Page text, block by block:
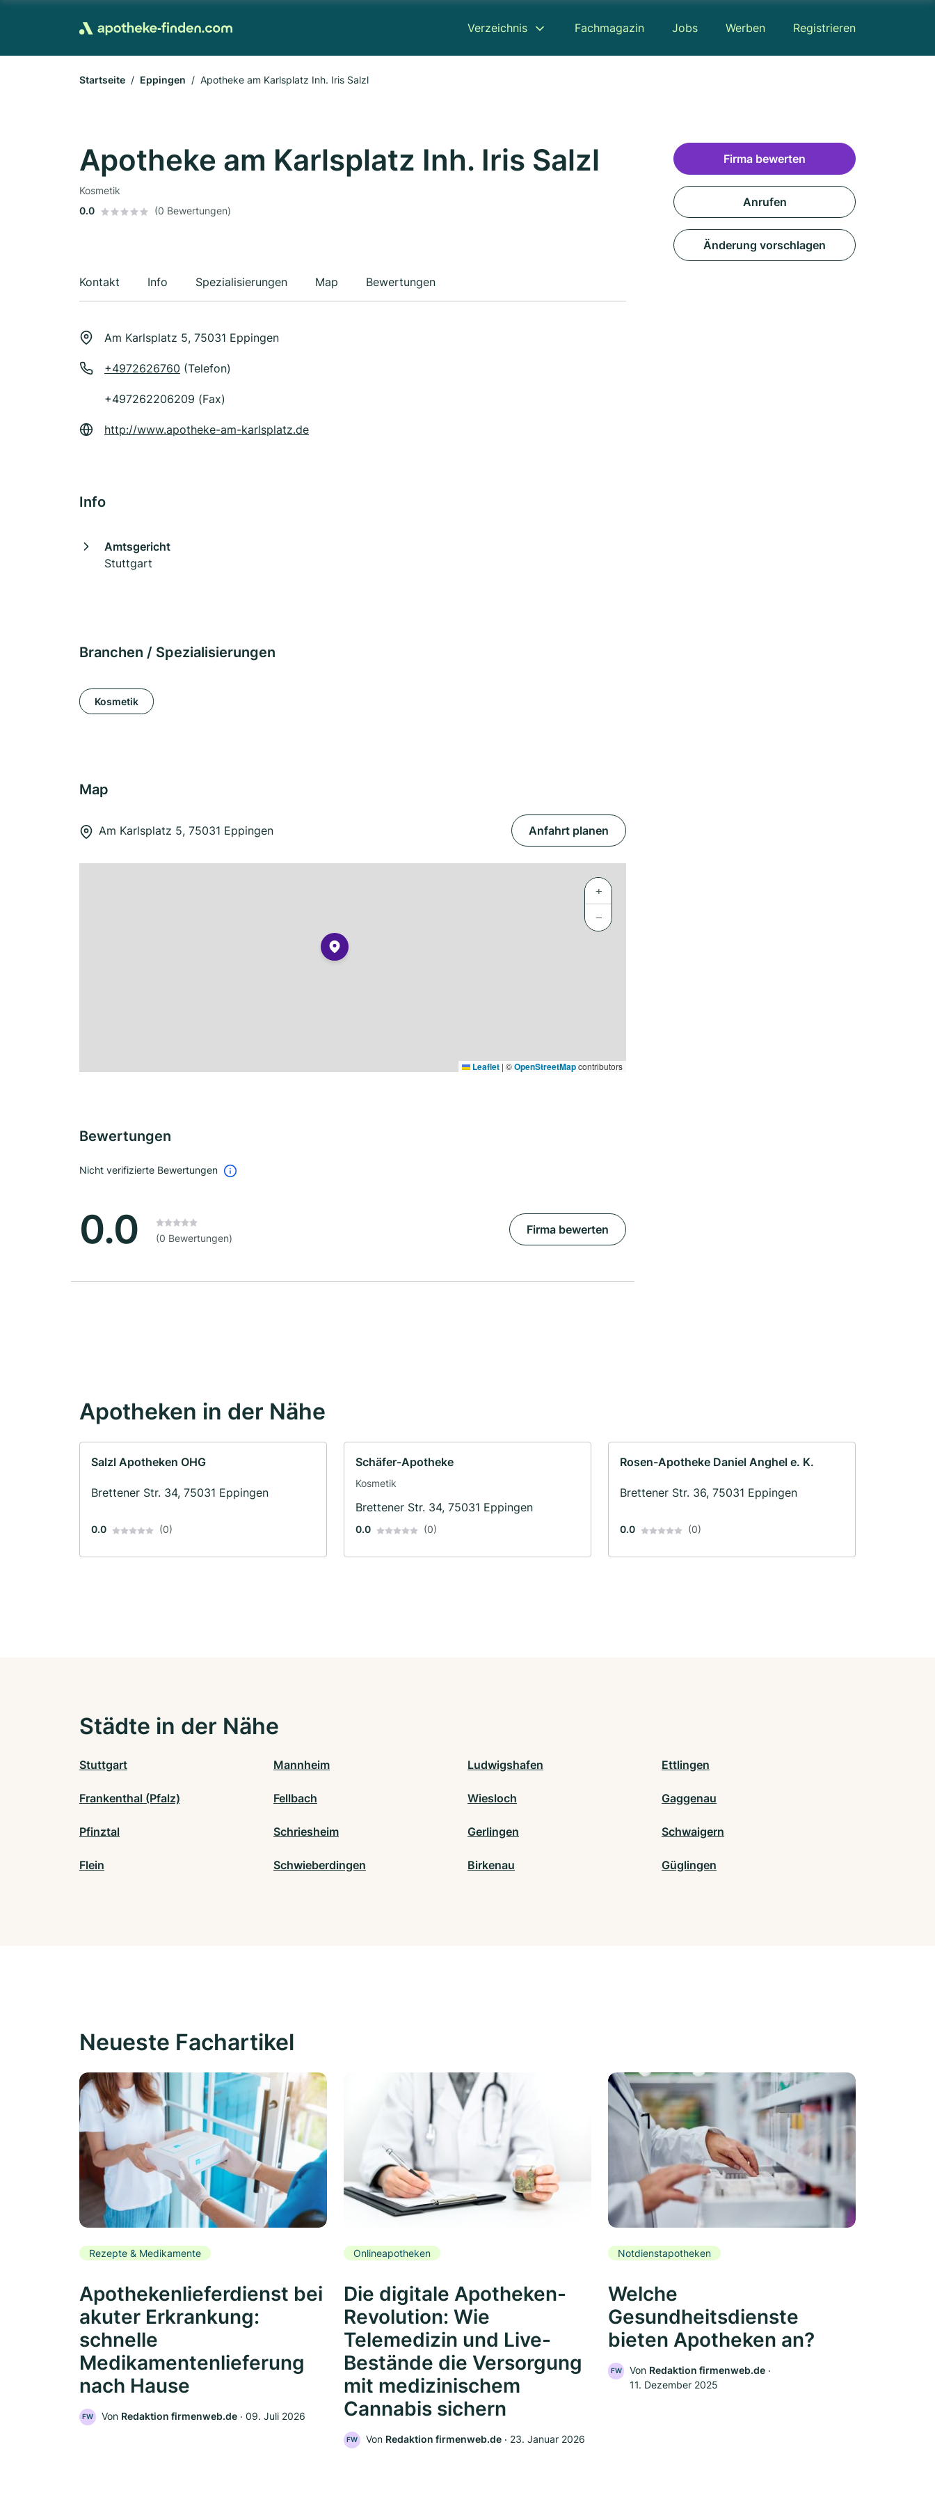
Verzeichnis Fachmagazin Jobs Werben Registrieren
Startseite Eppingen Apotheke am Karlsplatz Inh. Iris Salzl
Apotheke am Karlsplatz Inh. Iris Salzl
Kosmetik
0.0
(0 Bewertungen)
Kontakt Info Spezialisierungen Map Bewertungen
Am Karlsplatz 5, 75031 Eppingen
+4972626760 (Telefon)
+497262206209 (Fax)
http://www.apotheke-am-karlsplatz.de
Info
Amtsgericht
Stuttgart
Branchen / Spezialisierungen
Kosmetik
Map
Am Karlsplatz 5, 75031 Eppingen Anfahrt planen
+
−
Leaflet | ©OpenStreetMapcontributors
Bewertungen
Nicht verifizierte Bewertungen
0.0 (0 Bewertungen)
Firma bewerten
Firma bewerten
Anrufen
Änderung vorschlagen
Apotheken in der Nähe
Salzl Apotheken OHG
Brettener Str. 34, 75031 Eppingen
0.0 (0)
Schäfer-Apotheke
Kosmetik
Brettener Str. 34, 75031 Eppingen
0.0 (0)
Rosen-Apotheke Daniel Anghel e. K.
Brettener Str. 36, 75031 Eppingen
0.0 (0)
Städte in der Nähe
Stuttgart Mannheim Ludwigshafen Ettlingen
Frankenthal (Pfalz) Fellbach Wiesloch Gaggenau
Pfinztal Schriesheim Gerlingen Schwaigern
Flein Schwieberdingen Birkenau Güglingen
Neueste Fachartikel
Rezepte & Medikamente
Apothekenlieferdienst bei
akuter Erkrankung:
schnelle
Medikamentenlieferung
nach Hause
FW Von Redaktion firmenweb.de ‧ 09. Juli 2026
Onlineapotheken
Die digitale Apotheken-
Revolution: Wie
Telemedizin und Live-
Bestände die Versorgung
mit medizinischem
Cannabis sichern
FW Von Redaktion firmenweb.de ‧ 23. Januar 2026
Notdienstapotheken
Welche
Gesundheitsdienste
bieten Apotheken an?
FW Von Redaktion firmenweb.de ‧
11. Dezember 2025